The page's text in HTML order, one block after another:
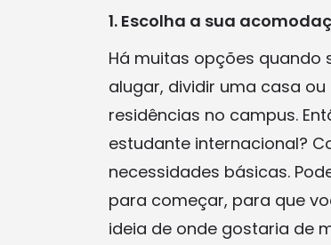
1. Escolha a sua
Há muitas opções quando
alugar, dividir uma casa
residências no campus.
estudante internacional?
necessidades básicas.
para começar, para que
ideia de onde gostaria de